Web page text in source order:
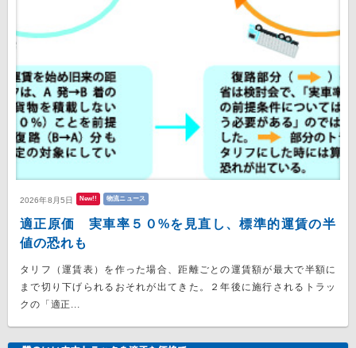
2026年8月5日 New!! 物流ニュース
適正原価 実車率５０%を見直し、標準的運賃の半
値の恐れも
タリフ（運賃表）を作った場合、距離ごとの運賃額が最大で半額に
まで切り下げられるおそれが出てきた。２年後に施行されるトラッ
クの「適正...